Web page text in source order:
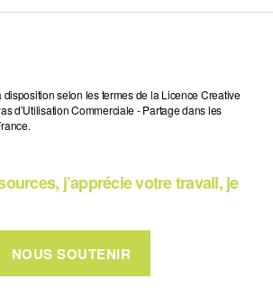
selon les termes de la Licence Creative
d’Utilisation Commerciale - Partage dans les
j’apprécie votre travail, je
NOUS SOUTENIR